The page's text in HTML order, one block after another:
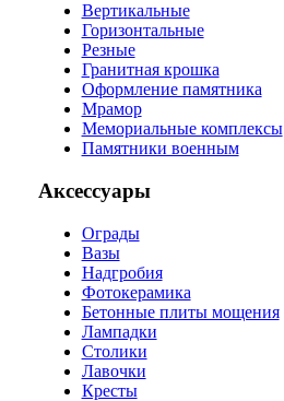
Вертикальные
Горизонтальные
Резные
Гранитная крошка
Оформление памятника
Мрамор
Мемориальные комплексы
Памятники военным
Аксессуары
Ограды
Вазы
Надгробия
Фотокерамика
Бетонные плиты мощения
Лампадки
Столики
Лавочки
Кресты